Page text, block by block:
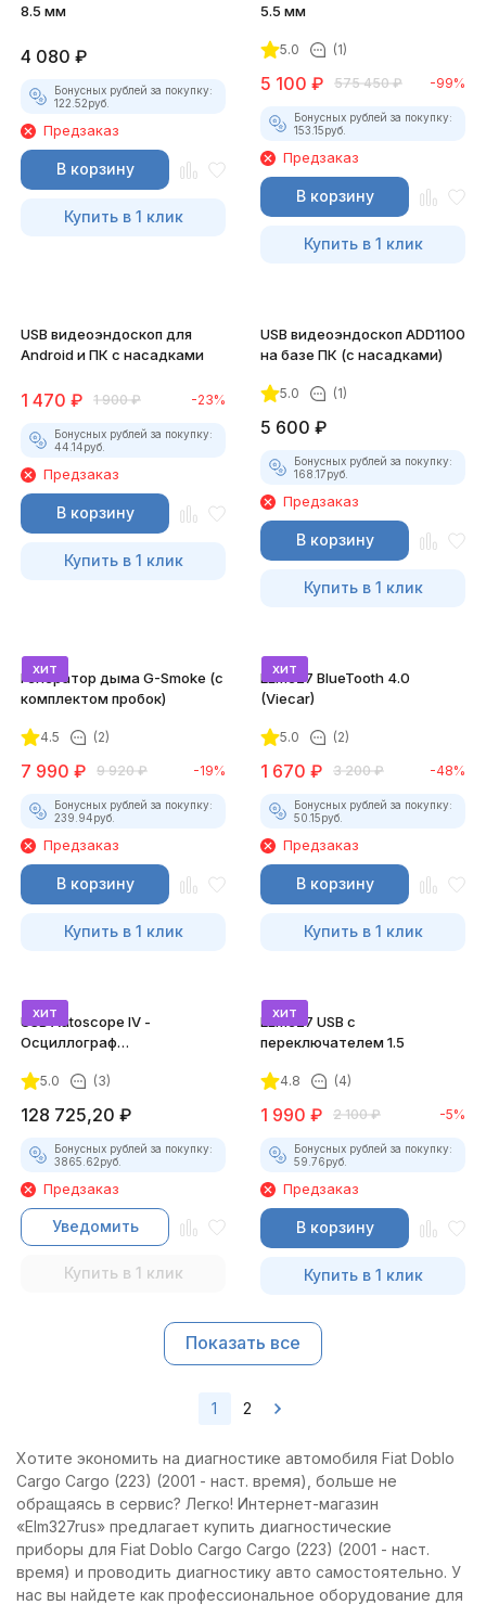
8.5 мм
4 080 ₽
Бонусных рублей за покупку:
122.52руб.
Предзаказ
В корзину
Купить в 1 клик
5.5 мм
5.0 (1)
5 100 ₽ 575 450 ₽ -99%
Бонусных рублей за покупку:
153.15руб.
Предзаказ
В корзину
Купить в 1 клик
USB видеоэндоскоп для
Android и ПК с насадками
1 470 ₽ 1 900 ₽ -23%
Бонусных рублей за покупку:
44.14руб.
Предзаказ
В корзину
Купить в 1 клик
USB видеоэндоскоп ADD1100
на базе ПК (с насадками)
5.0 (1)
5 600 ₽
Бонусных рублей за покупку:
168.17руб.
Предзаказ
В корзину
Купить в 1 клик
хит
Генератор дыма G-Smoke (c
комплектом пробок)
4.5 (2)
7 990 ₽ 9 920 ₽ -19%
Бонусных рублей за покупку:
239.94руб.
Предзаказ
В корзину
Купить в 1 клик
хит
ELM327 BlueTooth 4.0
(Viecar)
5.0 (2)
1 670 ₽ 3 200 ₽ -48%
Бонусных рублей за покупку:
50.15руб.
Предзаказ
В корзину
Купить в 1 клик
хит
USB Autoscope IV -
Осциллограф
комплект)
5.0 (3)
128 725,20 ₽
Бонусных рублей за покупку:
3865.62руб.
Предзаказ
Уведомить
Купить в 1 клик
хит
ELM327 USB с
переключателем 1.5
4.8 (4)
1 990 ₽ 2 100 ₽ -5%
Бонусных рублей за покупку:
59.76руб.
Предзаказ
В корзину
Купить в 1 клик
Показать все
1 2
Хотите экономить на диагностике автомобиля Fiat Doblo
Cargo Cargo (223) (2001 - наст. время), больше не
обращаясь в сервис? Легко! Интернет-магазин
«Elm327rus» предлагает купить диагностические
приборы для Fiat Doblo Cargo Cargo (223) (2001 - наст.
время) и проводить диагностику авто самостоятельно. У
нас вы найдете как профессиональное оборудование для